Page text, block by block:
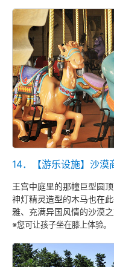
14．【游乐设施】沙漠
王宫中庭里的那幢巨型圆
神灯精灵造型的木马也在
雅、充满异国风情的沙漠之
※您可让孩子坐在膝上体验。